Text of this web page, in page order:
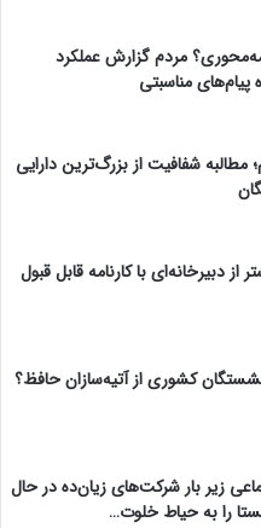
مردم گزارش عملکرد
پیام‌های مناسبتی
مطالبه شفافیت از بزرگ‌ترین دارایی
از دبیرخانه‌ای با کارنامه قابل قبول
کشوری از آتیه‌سازان حافظ؟
زیر بار شرکت‌های زیان‌ده در حال
را به حیاط خلوت…